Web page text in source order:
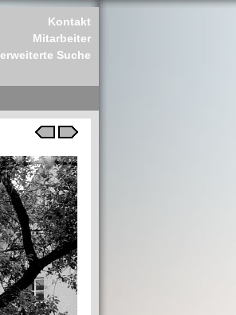
Kontakt
Mitarbeiter
erweiterte Suche